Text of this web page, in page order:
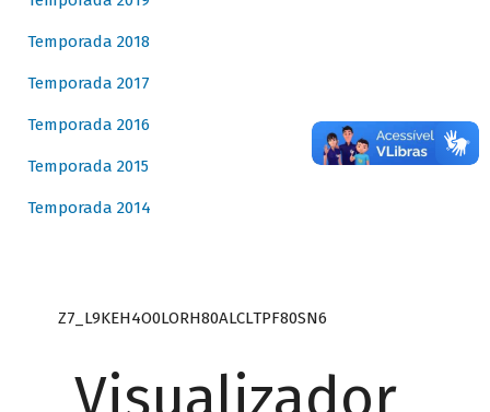
Temporada 2018
Temporada 2017
Temporada 2016
Temporada 2015
Temporada 2014
Z7_L9KEH4O0LORH80ALCLTPF80SN6
Visualizador